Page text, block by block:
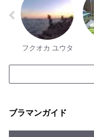
フクオカ ユウタ
ブラマンガイド